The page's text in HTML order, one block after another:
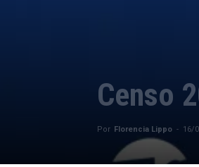
Censo
Por Florencia Lippo - 16/